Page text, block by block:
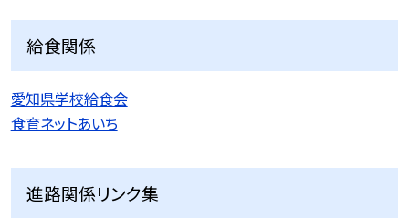
給食関係
愛知県学校給食会
食育ネットあいち
進路関係リンク集